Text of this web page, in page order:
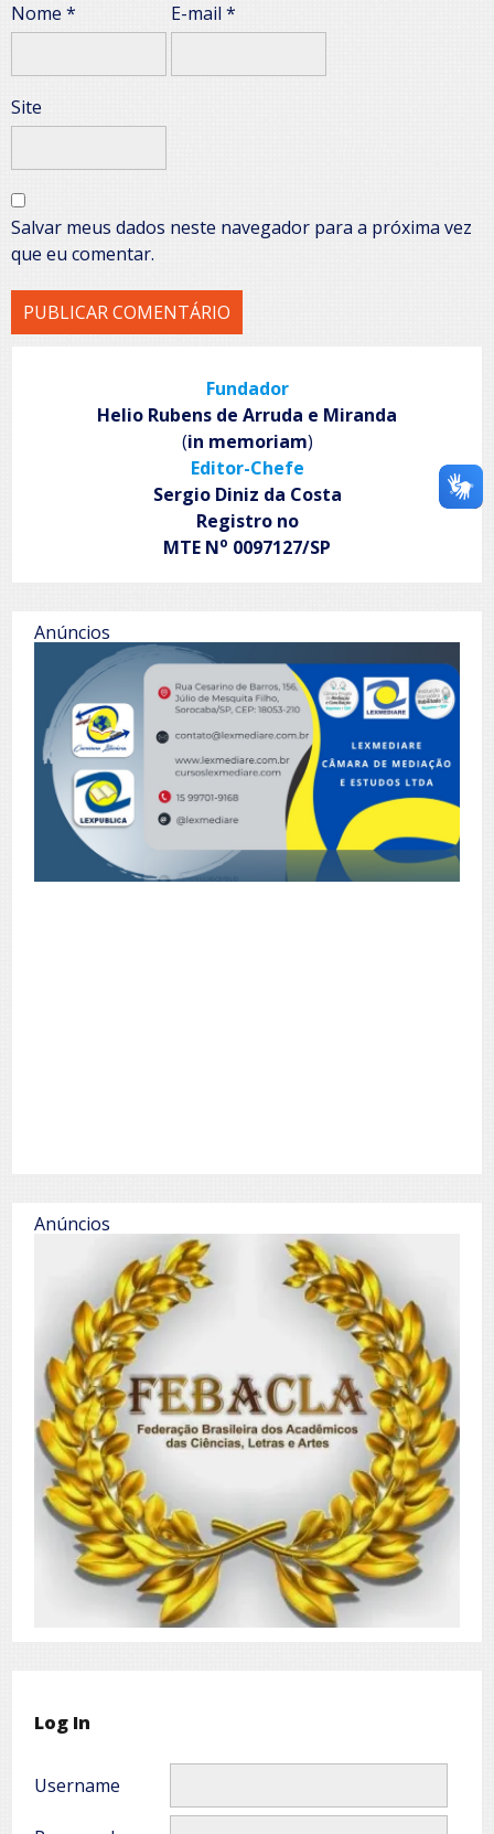
Nome * E-mail *
Site
Salvar meus dados neste navegador para a próxima vez
que eu comentar.
Fundador
Helio Rubens de Arruda e Miranda
(in memoriam)
Editor-Chefe
Sergio Diniz da Costa
Registro no
MTE No 0097127/SP
Anúncios
Anúncios
Log In
Username